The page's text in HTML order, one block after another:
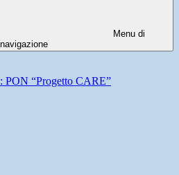
Menu di
navigazione
PON “Progetto CARE”